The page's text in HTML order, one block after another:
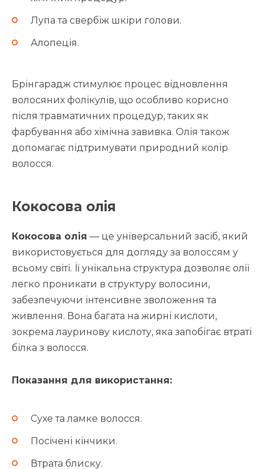
Лупа та свербіж шкіри голови.
Алопеція.
Брінгарадж стимулює процес відновлення
волосяних фолікулів, що особливо корисно
після травматичних процедур, таких як
фарбування або хімічна завивка. Олія також
допомагає підтримувати природний колір
волосся.
Кокосова олія
Кокосова олія — це універсальний засіб, який
використовується для догляду за волоссям у
всьому світі. Її унікальна структура дозволяє олії
легко проникати в структуру волосини,
забезпечуючи інтенсивне зволоження та
живлення. Вона багата на жирні кислоти,
зокрема лауринову кислоту, яка запобігає втраті
білка з волосся.
Показання для використання:
Сухе та ламке волосся.
Посічені кінчики.
Втрата блиску.